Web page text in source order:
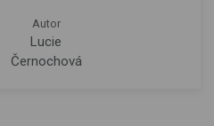
Autor
Lucie
Černochová